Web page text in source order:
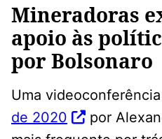
Mineradoras
apoio às
por Bolsonaro
Uma
de 2020
por